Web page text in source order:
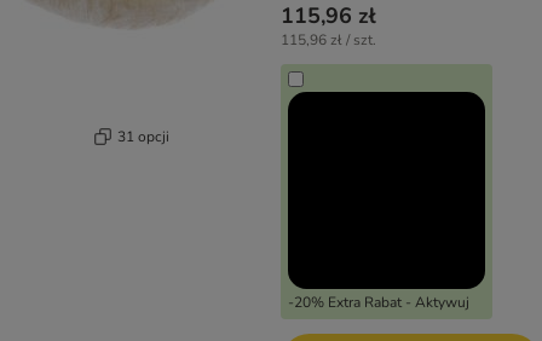
31 opcji
115,96 zł
115,96 zł / szt.
-20% Extra Rabat - Aktywuj